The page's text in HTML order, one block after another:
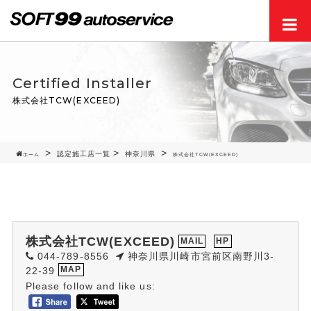
Certified Installer
株式会社TCW(EXCEED)
ホーム 認定施工店一覧 神奈川県 株式会社TCW(EXCEED)
株式会社TCW(EXCEED) MAIL HP
044-789-8556
神奈川県川崎市宮前区南野川3-
22-39
MAP
Please follow and like us: